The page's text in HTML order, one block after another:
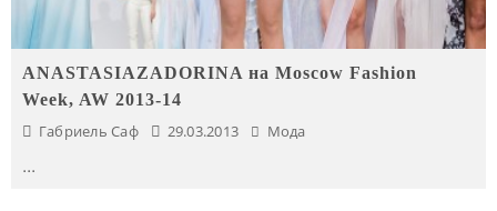
ANASTASIAZADORINA на Moscow Fashion
Week, AW 2013-14
Габриель Саф 29.03.2013 Мода
...